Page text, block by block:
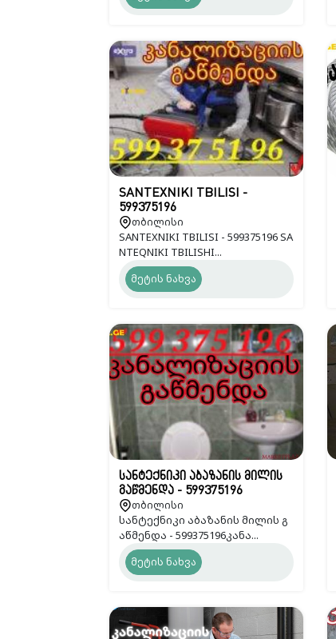
SANTEXNIKI TBILISI -
599375196
თბილისი
SANTEXNIKI TBILISI - 599375196 SA
NTEQNIKI TBILISHI...
მეტის ნახვა
სანტექნიკი აბაზანის მილის
გაწმენდა - 599375196
თბილისი
სანტექნიკი აბაზანის მილის გ
აწმენდა - 599375196კანა...
მეტის ნახვა